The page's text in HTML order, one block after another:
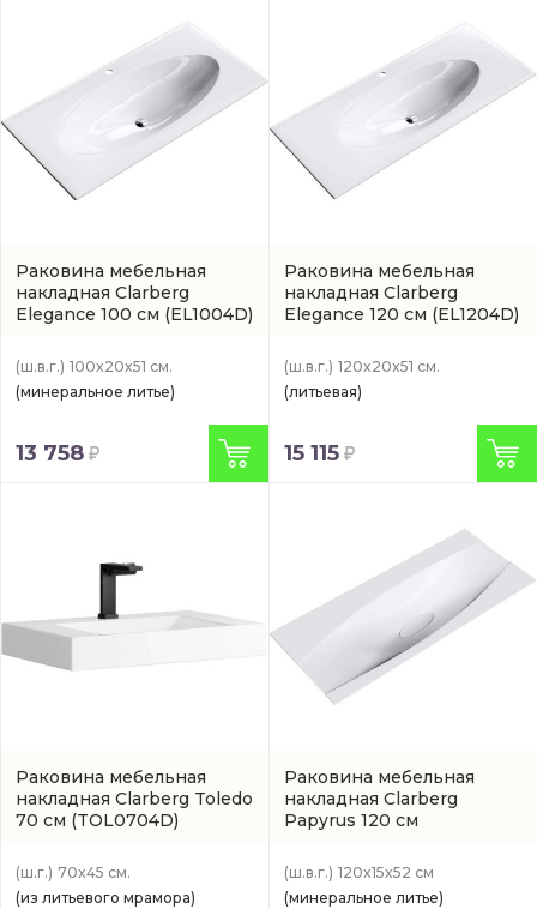
Раковина мебельная
накладная Clarberg
Elegance 100 см (EL1004D)
(ш.в.г.) 100x20x51 см.
(минеральное литье)
13 758
Раковина мебельная
накладная Clarberg
Elegance 120 см (EL1204D)
(ш.в.г.) 120x20x51 см.
(литьевая)
15 115
Раковина мебельная
накладная Clarberg Toledo
70 см (TOL0704D)
(ш.г.) 70x45 см.
(из литьевого мрамора)
Раковина мебельная
накладная Clarberg
Papyrus 120 см
(ш.в.г.) 120x15x52 см
(минеральное литье)